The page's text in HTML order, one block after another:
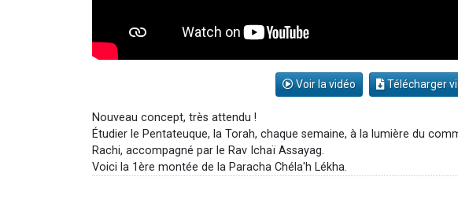
Voir la vidéo Télécharger
Nouveau concept, très attendu !
Étudier le Pentateuque, la Torah, chaque semaine, à la lumière du
Rachi, accompagné par le Rav Ichaï Assayag.
Voici la 1ère montée de la Paracha Chéla'h Lékha.